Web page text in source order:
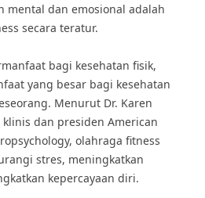
mental dan emosional adalah
secara teratur.
bagi kesehatan fisik,
yang besar bagi kesehatan
Menurut Dr. Karen
dan presiden American
olahraga fitness
stres, meningkatkan
kepercayaan diri.